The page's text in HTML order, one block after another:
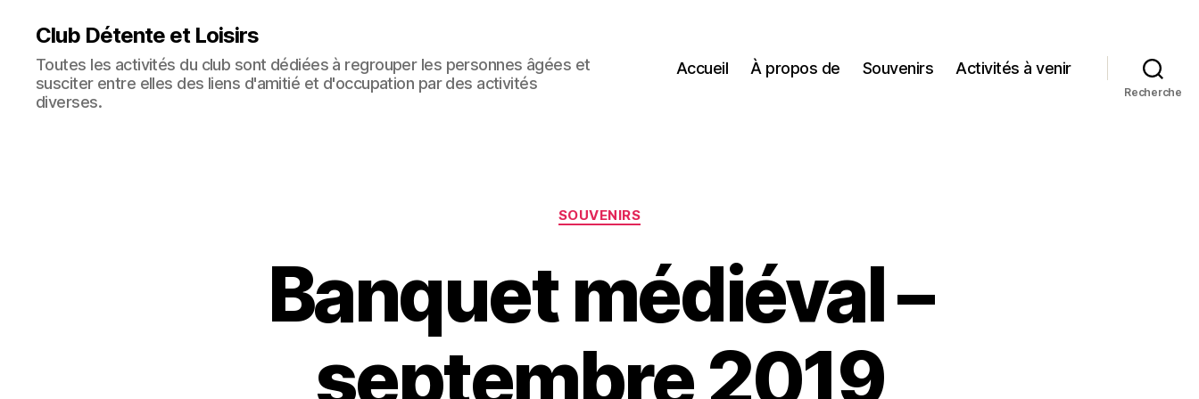
Club Détente et Loisirs
Toutes les activités du club sont dédiées à regrouper les personnes âgées et
susciter entre elles des liens d'amitié et d'occupation par des activités
diverses.
Accueil À propos de Souvenirs Activités à venir
Recherche
Catégories
SOUVENIRS
Banquet médiéval –
septembre 2019